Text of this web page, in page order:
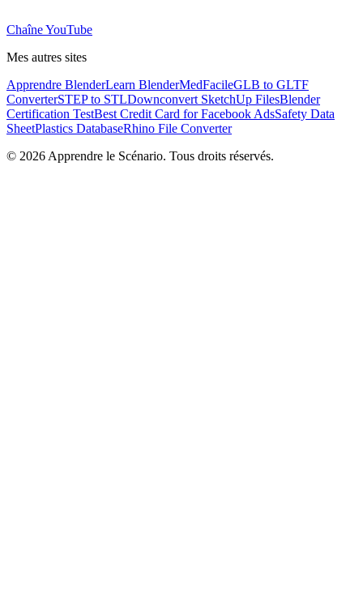
Chaîne YouTube
Mes autres sites
Apprendre BlenderLearn BlenderMedFacileGLB to GLTF
ConverterSTEP to STLDownconvert SketchUp FilesBlender
Certification TestBest Credit Card for Facebook AdsSafety Data
SheetPlastics DatabaseRhino File Converter
© 2026 Apprendre le Scénario. Tous droits réservés.